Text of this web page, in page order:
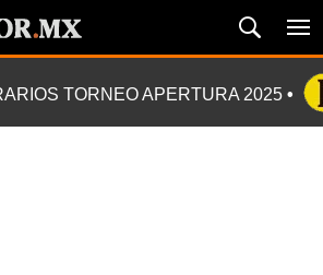
TORNEO APERTURA 2025